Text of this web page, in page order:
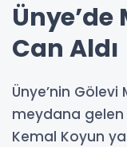
Ünye’de
Can Aldı
Ünye’nin
meydana gelen
Kemal Koyun